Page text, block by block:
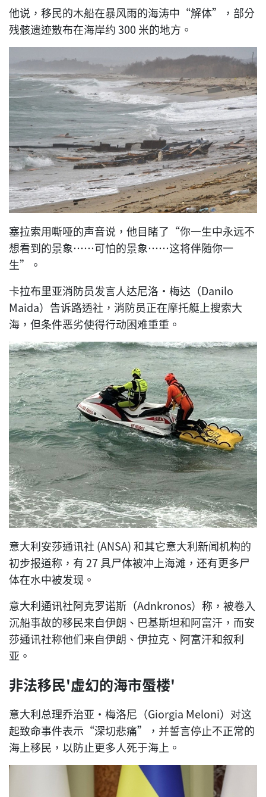
他说，移民的木船在暴风雨的海涛中“解体”，部分
残骸遗迹散布在海岸约 300 米的地方。
塞拉索用嘶哑的声音说，他目睹了“你一生中永远不
想看到的景象……可怕的景象……这将伴随你一
生”。
卡拉布里亚消防员发言人达尼洛·梅达（Danilo
Maida）告诉路透社，消防员正在摩托艇上搜索大
海，但条件恶劣使得行动困难重重。
意大利安莎通讯社 (ANSA) 和其它意大利新闻机构的
初步报道称，有 27 具尸体被冲上海滩，还有更多尸
体在水中被发现。
意大利通讯社阿克罗诺斯（Adnkronos）称，被卷入
沉船事故的移民来自伊朗、巴基斯坦和阿富汗，而安
莎通讯社称他们来自伊朗、伊拉克、阿富汗和叙利
亚。
非法移民'虚幻的海市蜃楼'
意大利总理乔治亚·梅洛尼（Giorgia Meloni）对这
起致命事件表示“深切悲痛”，并誓言停止不正常的
海上移民，以防止更多人死于海上。